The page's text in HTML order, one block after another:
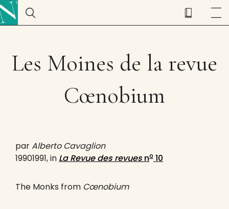
Les Moines de la revue
Cœnobium
parAlberto Cavaglion
19901991, in La Revue des revuesno 10
The Monks from Cœnobium